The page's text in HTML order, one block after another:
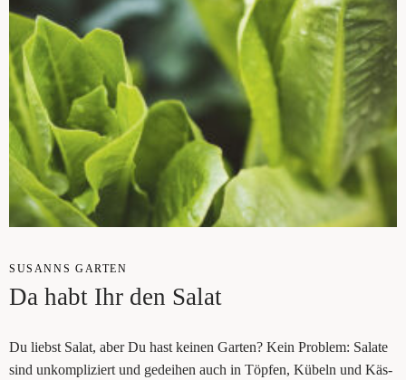
SUSANNS GAR­TEN
Da habt Ihr den Salat
Du liebst Salat, aber Du hast kei­nen Gar­ten? Kein Pro­blem: Sala­te
sind unkom­pli­ziert und gedei­hen auch in Töp­fen, Kübeln und Käs­